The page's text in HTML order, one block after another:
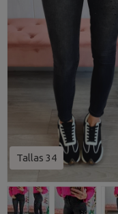
Tallas 34